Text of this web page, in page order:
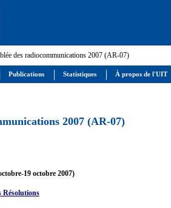
des radiocommunications 2007 (AR-07)
2007 (AR-07)
19 octobre 2007)
Résolutions
Publications Statistiques À propos de l'UIT